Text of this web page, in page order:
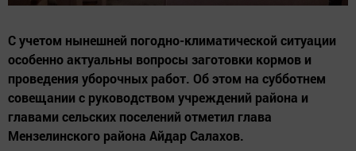
С учетом нынешней погодно-климатической ситуации
особенно актуальны вопросы заготовки кормов и
проведения уборочных работ. Об этом на субботнем
совещании с руководством учреждений района и
главами сельских поселений отметил глава
Мензелинского района Айдар Салахов.